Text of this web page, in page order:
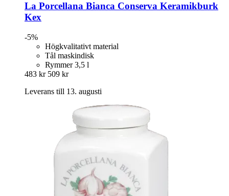
La Porcellana Bianca Conserva Keramikburk
Kex
-5%
Högkvalitativt material
Tål maskindisk
Rymmer 3,5 l
483 kr 509 kr
Leverans till 13. augusti